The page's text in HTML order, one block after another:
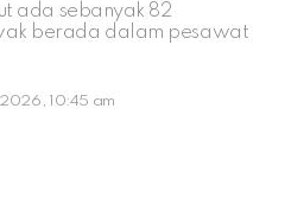
ada sebanyak 82
berada dalam pesawat
10:45 am